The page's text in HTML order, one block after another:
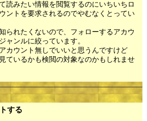
読みたい情報を閲覧するのにいちいちロ
ントを要求されるのでやむなくとってい
られたくないので、フォローするアカウ
ャンルに絞っています。
カウント無しでいいと思うんですけど
ているかも検閲の対象なのかもしれませ
する